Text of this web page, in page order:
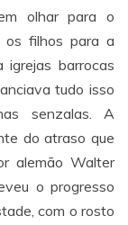
olhar para o
os filhos para a
igrejas barrocas
tudo isso
senzalas. A
do atraso que
alemão Walter
o progresso
com o rosto